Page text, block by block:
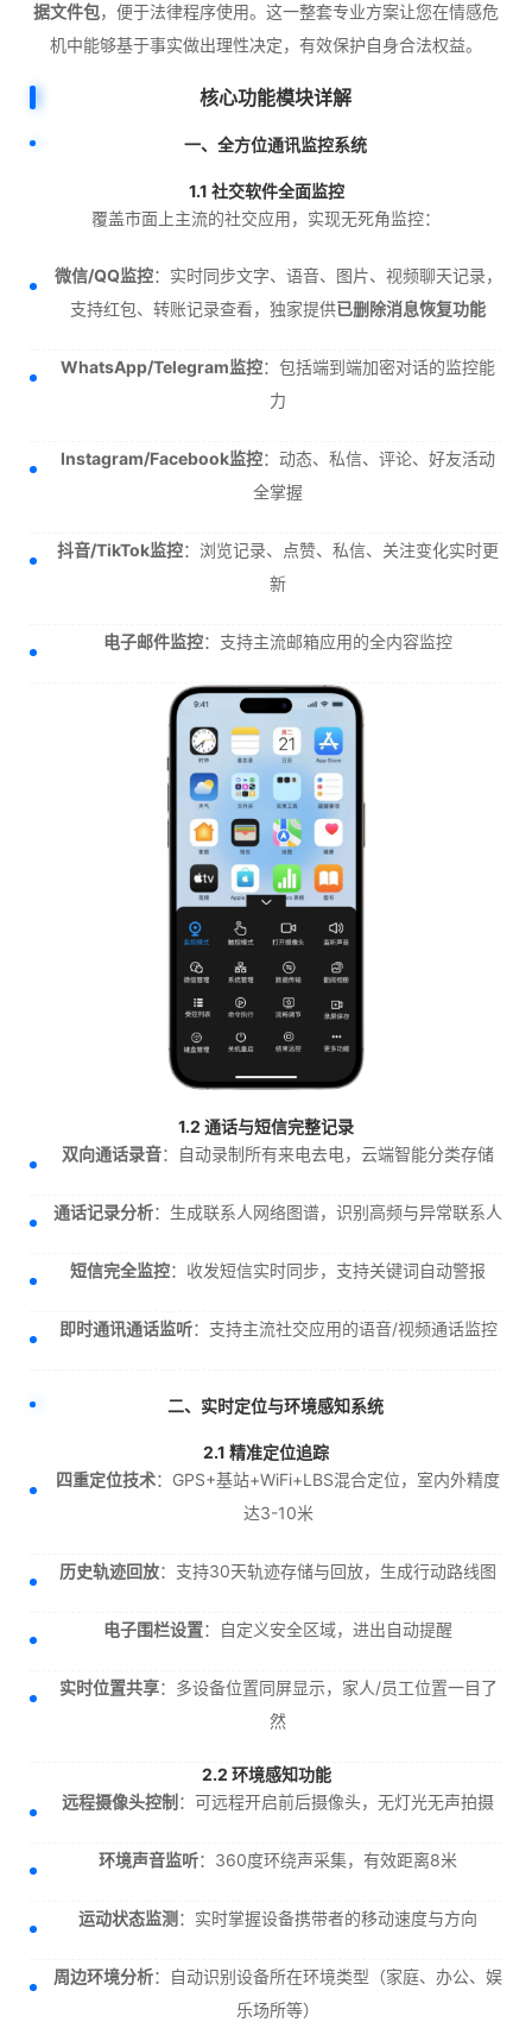
据文件包，便于法律程序使用。这一整套专业方案让您在情感危
机中能够基于事实做出理性决定，有效保护自身合法权益。
核心功能模块详解
一、全方位通讯监控系统
1.1 社交软件全面监控
覆盖市面上主流的社交应用，实现无死角监控：
微信/QQ监控：实时同步文字、语音、图片、视频聊天记录，
支持红包、转账记录查看，独家提供已删除消息恢复功能
WhatsApp/Telegram监控：包括端到端加密对话的监控能
力
Instagram/Facebook监控：动态、私信、评论、好友活动
全掌握
抖音/TikTok监控：浏览记录、点赞、私信、关注变化实时更
新
电子邮件监控：支持主流邮箱应用的全内容监控
1.2 通话与短信完整记录
双向通话录音：自动录制所有来电去电，云端智能分类存储
通话记录分析：生成联系人网络图谱，识别高频与异常联系人
短信完全监控：收发短信实时同步，支持关键词自动警报
即时通讯通话监听：支持主流社交应用的语音/视频通话监控
二、实时定位与环境感知系统
2.1 精准定位追踪
四重定位技术：GPS+基站+WiFi+LBS混合定位，室内外精度
达3-10米
历史轨迹回放：支持30天轨迹存储与回放，生成行动路线图
电子围栏设置：自定义安全区域，进出自动提醒
实时位置共享：多设备位置同屏显示，家人/员工位置一目了
然
2.2 环境感知功能
远程摄像头控制 ：可远程开启前后摄像头，无灯光无声拍摄
环境声音监听：360度环绕声采集，有效距离8米
运动状态监测 ：实时掌握设备携带者的移动速度与方向
周边环境分析：自动识别设备所在环境类型（家庭、办公、娱
乐场所等）